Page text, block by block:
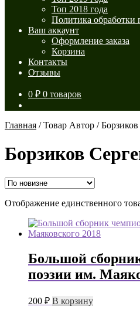
Топ 2018 года
Политика обработки
Ваш аккаунт
Оформление заказа
Корзина
Контакты
Отзывы
0 ₽ 0 товаров
Главная /Товар Автор /
Борзиков
Отображение единственного
Большой
поэзии им.
200 ₽ В корзину